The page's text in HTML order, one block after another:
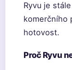
Ryvu je
komerčního
hotovost.
Proč Ryvu